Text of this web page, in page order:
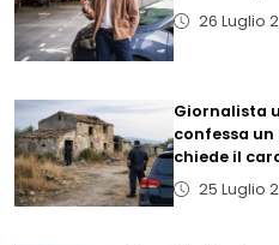
26 Luglio
Giornalista
confessa
chiede il
25 Luglio